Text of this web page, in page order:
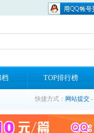
TOP排行榜
快捷方式： 网站提交 -